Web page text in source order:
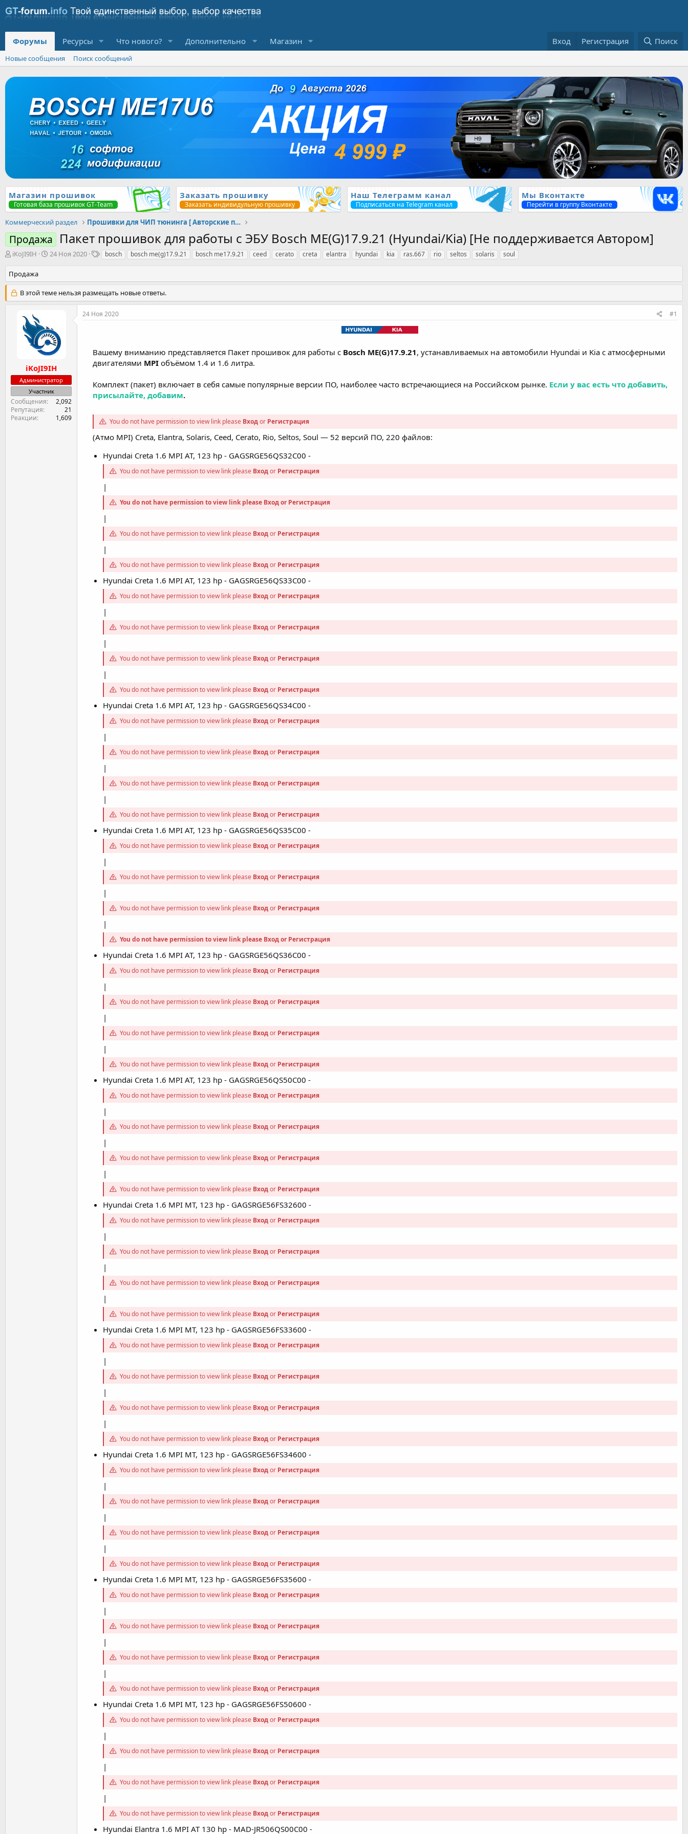
Форумы Ресурсы Что нового? Дополнительно Магазин Вход Регистрация Поиск
Новые сообщения Поиск сообщений
Магазин прошивок
Готовая база прошивок GT-Team
Заказать прошивку
Заказать индивидульную прошивку
Наш Телеграмм канал
Подписаться на Telegram канал
Мы Вконтакте
Перейти в группу Вконтакте
Коммерческий раздел Прошивки для ЧИП тюнинга [ Авторские прошивки ]
Продажа Пакет прошивок для работы с ЭБУ Bosch ME(G)17.9.21 (Hyundai/Kia) [Не поддерживается Автором]
А
т
о
р
т
iKoJI9IH
Д
а
н
а
л
а
24 Ноя 2020
Т
и
bosch bosch me(g)17.9.21 bosch me17.9.21 ceed cerato creta elantra hyundai kia ras.667 rio seltos solaris soul
Продажа
В этой теме нельзя размещать новые ответы.
iKoJI9IH
Администратор
Участник
Сообщения
2,092
Репутация
21
Реакции
1,609
24 Ноя 2020 #1
Вашему вниманию представляется Пакет прошивок для работы с Bosch ME(G)17.9.21, устанавливаемых на автомобили Hyundai и Kia с атмосферными
двигателями MPI объёмом 1.4 и 1.6 литра.​
Комплект (пакет) включает в себя самые популярные версии ПО, наиболее часто встречающиеся на Российском рынке. Если у вас есть что добавить,
присылайте, добавим.
You do not have permission to view link please Входor Регистрация
(Атмо MPI) Creta, Elantra, Solaris, Ceed, Cerato, Rio, Seltos, Soul — 52 версий ПО, 220 файлов:​
Hyundai Creta 1.6 MPI AT, 123 hp - GAGSRGE56QS32C00 -
You do not have permission to view link please Входor Регистрация
|
You do not have permission to view link please ВходorРегистрация
|
You do not have permission to view link please Входor Регистрация
|
You do not have permission to view link please Входor Регистрация
Hyundai Creta 1.6 MPI AT, 123 hp - GAGSRGE56QS33C00 -
You do not have permission to view link please Входor Регистрация
|
You do not have permission to view link please Входor Регистрация
|
You do not have permission to view link please Входor Регистрация
|
You do not have permission to view link please Входor Регистрация
Hyundai Creta 1.6 MPI AT, 123 hp - GAGSRGE56QS34C00 -
You do not have permission to view link please Входor Регистрация
|
You do not have permission to view link please Входor Регистрация
|
You do not have permission to view link please Входor Регистрация
|
You do not have permission to view link please Входor Регистрация
Hyundai Creta 1.6 MPI AT, 123 hp - GAGSRGE56QS35C00 -
You do not have permission to view link please Входor Регистрация
|
You do not have permission to view link please Входor Регистрация
|
You do not have permission to view link please Входor Регистрация
|
You do not have permission to view link please ВходorРегистрация
Hyundai Creta 1.6 MPI AT, 123 hp - GAGSRGE56QS36C00 -
You do not have permission to view link please Входor Регистрация
|
You do not have permission to view link please Входor Регистрация
|
You do not have permission to view link please Входor Регистрация
|
You do not have permission to view link please Входor Регистрация
Hyundai Creta 1.6 MPI AT, 123 hp - GAGSRGE56QS50C00 -
You do not have permission to view link please Входor Регистрация
|
You do not have permission to view link please Входor Регистрация
|
You do not have permission to view link please Входor Регистрация
|
You do not have permission to view link please Входor Регистрация
Hyundai Creta 1.6 MPI MT, 123 hp - GAGSRGE56FS32600 -
You do not have permission to view link please Входor Регистрация
|
You do not have permission to view link please Входor Регистрация
|
You do not have permission to view link please Входor Регистрация
|
You do not have permission to view link please Входor Регистрация
Hyundai Creta 1.6 MPI MT, 123 hp - GAGSRGE56FS33600 -
You do not have permission to view link please Входor Регистрация
|
You do not have permission to view link please Входor Регистрация
|
You do not have permission to view link please Входor Регистрация
|
You do not have permission to view link please Входor Регистрация
Hyundai Creta 1.6 MPI MT, 123 hp - GAGSRGE56FS34600 -
You do not have permission to view link please Входor Регистрация
|
You do not have permission to view link please Входor Регистрация
|
You do not have permission to view link please Входor Регистрация
|
You do not have permission to view link please Входor Регистрация
Hyundai Creta 1.6 MPI MT, 123 hp - GAGSRGE56FS35600 -
You do not have permission to view link please Входor Регистрация
|
You do not have permission to view link please Входor Регистрация
|
You do not have permission to view link please Входor Регистрация
|
You do not have permission to view link please Входor Регистрация
Hyundai Creta 1.6 MPI MT, 123 hp - GAGSRGE56FS50600 -
You do not have permission to view link please Входor Регистрация
|
You do not have permission to view link please Входor Регистрация
|
You do not have permission to view link please Входor Регистрация
|
You do not have permission to view link please Входor Регистрация
Hyundai Elantra 1.6 MPI AT 130 hp - MAD-JR506QS00C00 -